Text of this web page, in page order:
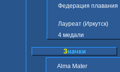
Федерация плавания
Лауреат (Иркутск)
4 медали
Значки
Alma Mater